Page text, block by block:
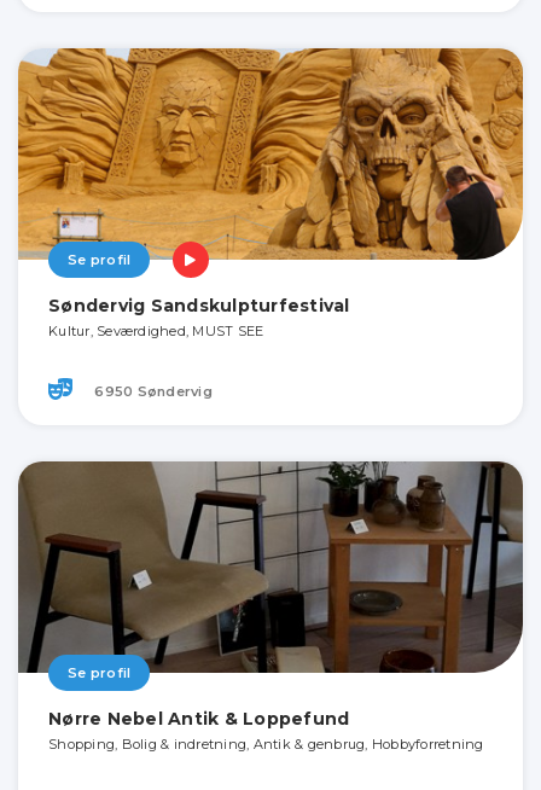
Se profil
Søndervig Sandskulpturfestival
Kultur, Seværdighed, MUST SEE
6950 Søndervig
Se profil
Nørre Nebel Antik & Loppefund
Shopping, Bolig & indretning, Antik & genbrug, Hobbyforretning